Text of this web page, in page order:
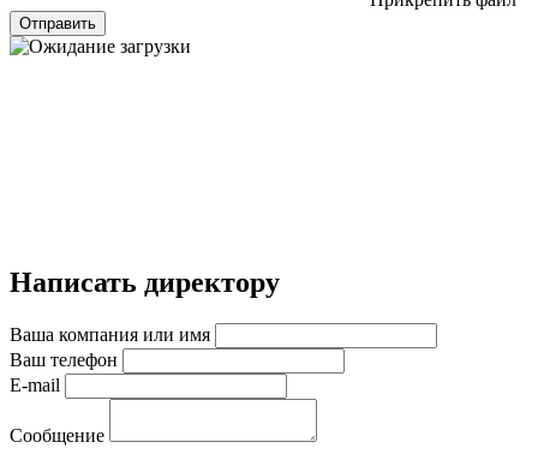
Отправить
Написать директору
Ваша компания или имя
Ваш телефон
E-mail
Сообщение